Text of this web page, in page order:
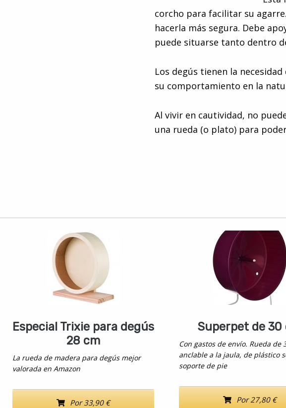
corcho para facilitar su
hacerla más segura. Debe
puede situarse tanto dentro
Los degús tienen la
su comportamiento en la
Al vivir en cautividad, no
una rueda (o plato) para
Especial Trixie para degús
28 cm
La rueda de madera para degús mejor
valorada en Amazon
Por 33,90 €
Superpet de 30
Con gastos de envío. Rueda de
anclable a la jaula, de plástico
soporte de pie
Por 27,80 €